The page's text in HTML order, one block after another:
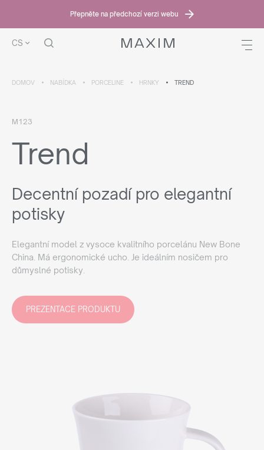
Přepněte na předchozí verzi webu
CS
DOMOV NABÍDKA PORCELINE HRNKY TREND
M123
Trend
Decentní pozadí pro elegantní
potisky
Elegantní model z vysoce kvalitního porcelánu New Bone
China. Má ergonomické ucho. Je ideálním nosičem pro
důmyslné potisky.
PREZENTACE PRODUKTU